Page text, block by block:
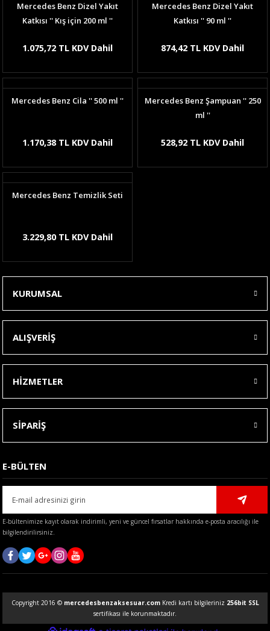
Mercedes Benz Dizel Yakıt
Katkısı '' Kış için 200 ml ''
1.075,72 TL KDV Dahil
Mercedes Benz Dizel Yakıt
Katkısı '' 90 ml ''
874,42 TL KDV Dahil
Mercedes Benz Cila '' 500 ml ''
1.170,38 TL KDV Dahil
Mercedes Benz Şampuan '' 250
ml ''
528,92 TL KDV Dahil
Mercedes Benz Temizlik Seti
3.229,80 TL KDV Dahil
KURUMSAL
ALIŞVERİŞ
HİZMETLER
SİPARİŞ
E-BÜLTEN
E-bültenimize kayıt olarak indirimli, yeni ve güncel fırsatlar hakkında e-posta aracılığı ile
bilgilendirilirsiniz.
Copyright 2016 © mercedesbenzaksesuar.comKredi kartı bilgileriniz 256bit SSL
sertifikası ile korunmaktadır.